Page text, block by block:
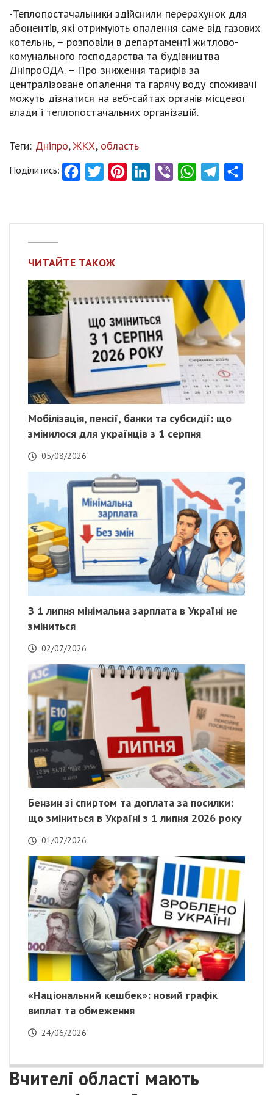
-Теплопостачальники здійснили перерахунок для
абонентів, які отримують опалення саме від газових
котельнь, – розповіли в департаменті житлово-
комунального господарства та будівництва
ДніпроОДА. – Про зниження тарифів за
централізоване опалення та гарячу воду споживачі
можуть дізнатися на веб-сайтах органів місцевої
влади і теплопостачальних організацій.
Теги: Дніпро,ЖКХ, область
Поділитись: FacebookTwitter PinterestLinkedInViber WhatsAppTelegram
ЧИТАЙТЕ ТАКОЖ
Мобілізація, пенсії, банки та субсидії: що
змінилося для українців з 1 серпня
05/08/2026
З 1 липня мінімальна зарплата в Україні не
зміниться
02/07/2026
Бензин зі спиртом та доплата за посилки:
що зміниться в Україні з 1 липня 2026 року
01/07/2026
«Національний кешбек»: новий графік
виплат та обмеження
24/06/2026
Вчителі області мають